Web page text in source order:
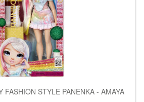
FASHION STYLE PANENKA - AMAYA